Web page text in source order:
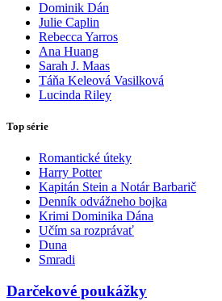
Dominik Dán
Julie Caplin
Rebecca Yarros
Ana Huang
Sarah J. Maas
Táňa Keleová Vasilková
Lucinda Riley
Top série
Romantické úteky
Harry Potter
Kapitán Stein a Notár Barbarič
Denník odvážneho bojka
Krimi Dominika Dána
Učím sa rozprávať
Duna
Smradi
Darčekové poukážky